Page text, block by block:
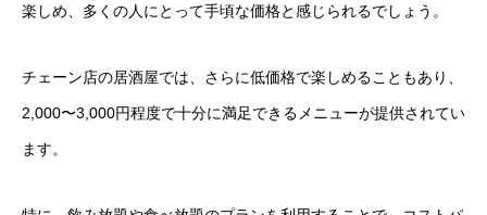
楽しめ、多くの人にとって手頃な価格と感じられるでしょう。
チェーン店の居酒屋では、さらに低価格で楽しめることもあり、
2,000〜3,000円程度で十分に満足できるメニューが提供されてい
ます。